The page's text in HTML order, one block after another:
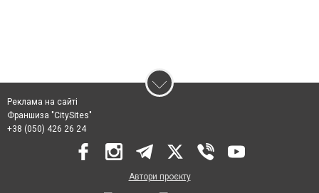
Реклама на сайті
Франшиза "CitySites"
+38 (050) 426 26 24
Автори проєкту